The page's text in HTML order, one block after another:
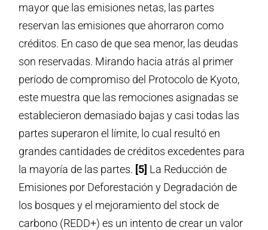
mayor que las emisiones netas, las partes
reservan las emisiones que ahorraron como
créditos. En caso de que sea menor, las deudas
son reservadas. Mirando hacia atrás al primer
período de compromiso del Protocolo de Kyoto,
este muestra que las remociones asignadas se
establecieron demasiado bajas y casi todas las
partes superaron el límite, lo cual resultó en
grandes cantidades de créditos excedentes para
la mayoría de las partes. [5] La Reducción de
Emisiones por Deforestación y Degradación de
los bosques y el mejoramiento del stock de
carbono (REDD+) es un intento de crear un valor